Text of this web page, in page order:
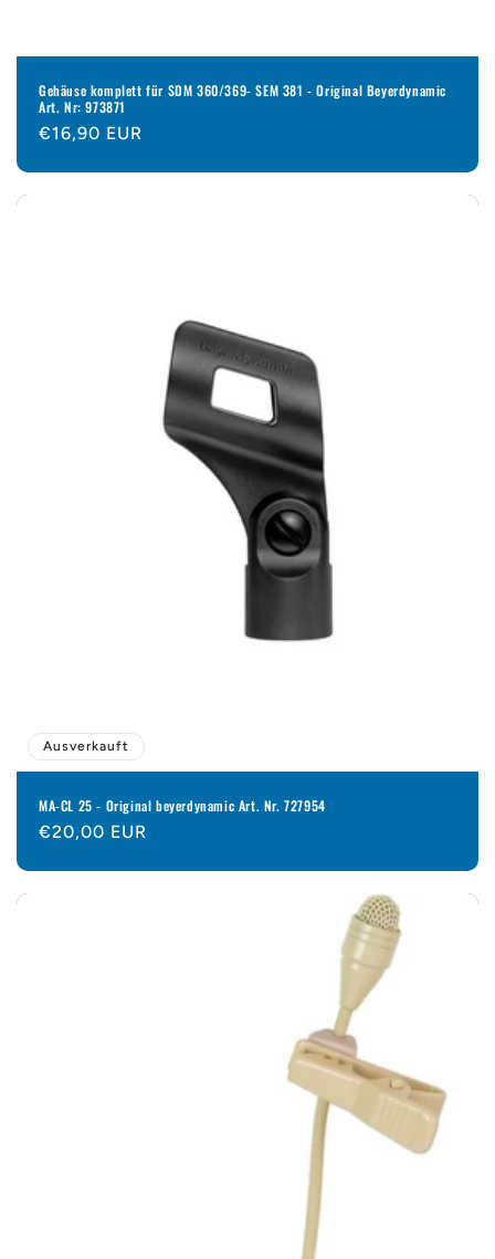
Gehäuse komplett für SDM 360/369- SEM 381 - Original Beyerdynamic
Art. Nr: 973871
Normaler
€16,90 EUR
Ausverkauft
MA-CL 25 - Original beyerdynamic Art. Nr. 727954
Normaler
€20,00 EUR